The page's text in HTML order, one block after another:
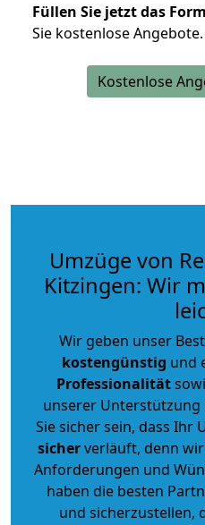
Füllen Sie jetzt das
Sie kostenlose Angebote.
Kostenlose
Umzüge von
Kitzingen: Wir
Wir geben unser
kostengünstig und
Professionalität
unserer Unterstützung
Sie sicher sein, dass Ihr
sicherverläuft, denn
Anforderungen und
haben die besten
und sicherzustellen,